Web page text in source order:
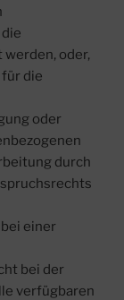
oder,
die
oder
durch
einer
bei der
verfügbaren